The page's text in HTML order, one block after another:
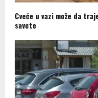
Cveće u vazi može da
savete